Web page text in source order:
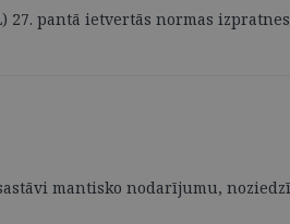
pantā ietvertās normas
mantisko nodarījumu,